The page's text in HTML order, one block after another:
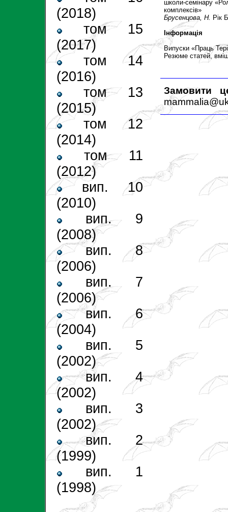
(2018)
том 15
(2017)
том 14
(2016)
том 13
(2015)
том 12
(2014)
том 11
(2012)
вип. 10
(2010)
вип. 9
(2008)
вип. 8
(2006)
вип. 7
(2006)
вип. 6
(2004)
вип. 5
(2002)
вип. 4
(2002)
вип. 3
(2002)
вип. 2
(1999)
вип. 1
(1998)
школи-семінару
комплексів»
Брусенцова, Н. Рік
Інформація
Випуски «Праць
Резюме статей,
Замовити